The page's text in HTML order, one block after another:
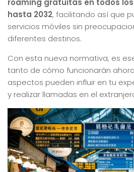
roaming gratuitas en todos
hasta 2032, facilitando así que
servicios móviles sin
diferentes destinos.
Con esta nueva normativa, es
tanto de cómo funcionarán
aspectos pueden influir en tu
y realizar llamadas en el